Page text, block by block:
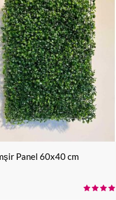
Panel 60x40 cm